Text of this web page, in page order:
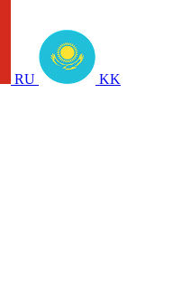
RU KK